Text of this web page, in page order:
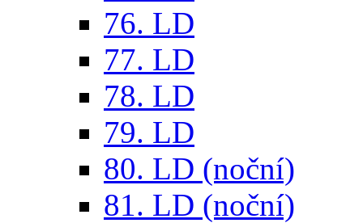
76. LD
77. LD
78. LD
79. LD
80. LD (noční)
81. LD (noční)